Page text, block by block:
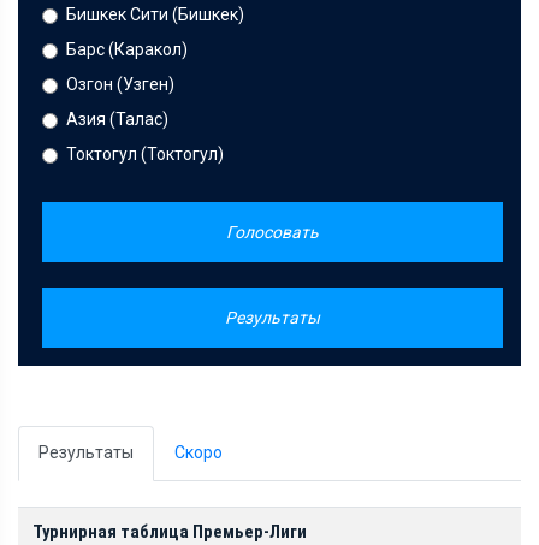
Бишкек Сити (Бишкек)
Барс (Каракол)
Озгон (Узген)
Азия (Талас)
Токтогул (Токтогул)
Голосовать
Результаты
Результаты Скоро
Турнирная таблица Премьер-Лиги